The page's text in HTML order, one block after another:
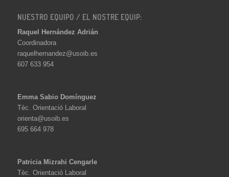
NUESTRO EQUIPO / EL NOSTRE EQUIP:
Raquel Hernández Adrián
Coordinadora
raquelhernandez@usoib.es
607 633 954
Emma Sabio Domínguez
Tèc. Orientació Laboral
orienta@usoib.es
695 664 978
Patricia Mizrahi Cengarle
Tèc. Orientació Laboral